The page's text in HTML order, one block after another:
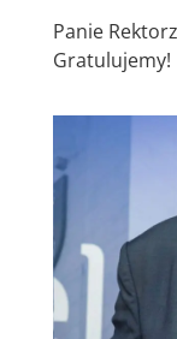
Panie
Gratulujemy!